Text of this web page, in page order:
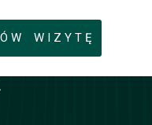
W W I Z Y T Ę